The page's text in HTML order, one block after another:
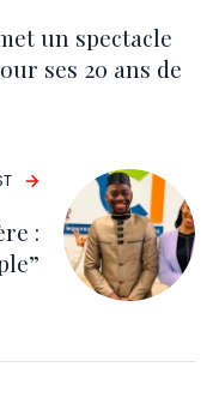
un spectacle
ses 20 ans de
: